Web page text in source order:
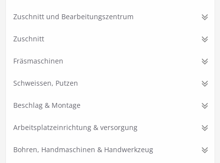
Zuschnitt und Bearbeitungszentrum
Zuschnitt
Fräsmaschinen
Schweissen, Putzen
Beschlag & Montage
Arbeitsplatzeinrichtung & versorgung
Bohren, Handmaschinen & Handwerkzeug